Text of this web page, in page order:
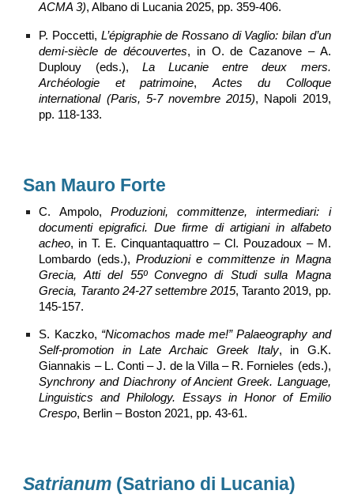
ACMA 3), Albano di Lucania 2025, pp. 359-406.
P. Poccetti, L’épigraphie de Rossano di Vaglio: bilan d’un
demi-siècle de découvertes, in O. de Cazanove – A.
Duplouy (eds.), La Lucanie entre deux mers.
Archéologie et patrimoine, Actes du Colloque
international (Paris, 5-7 novembre 2015), Napoli 2019,
pp. 118-133.
San Mauro Forte
C. Ampolo, Produzioni, committenze, intermediari: i
documenti epigrafici. Due firme di artigiani in alfabeto
acheo, in T. E. Cinquantaquattro – Cl. Pouzadoux – M.
Lombardo (eds.), Produzioni e committenze in Magna
Grecia, Atti del 55º Convegno di Studi sulla Magna
Grecia, Taranto 24-27 settembre 2015, Taranto 2019, pp.
145-157.
S. Kaczko, “Nicomachos made me!” Palaeography and
Self-promotion in Late Archaic Greek Italy, in G.K.
Giannakis – L. Conti – J. de la Villa – R. Fornieles (eds.),
Synchrony and Diachrony of Ancient Greek. Language,
Linguistics and Philology. Essays in Honor of Emilio
Crespo, Berlin – Boston 2021, pp. 43-61.
Satrianum (Satriano di Lucania)